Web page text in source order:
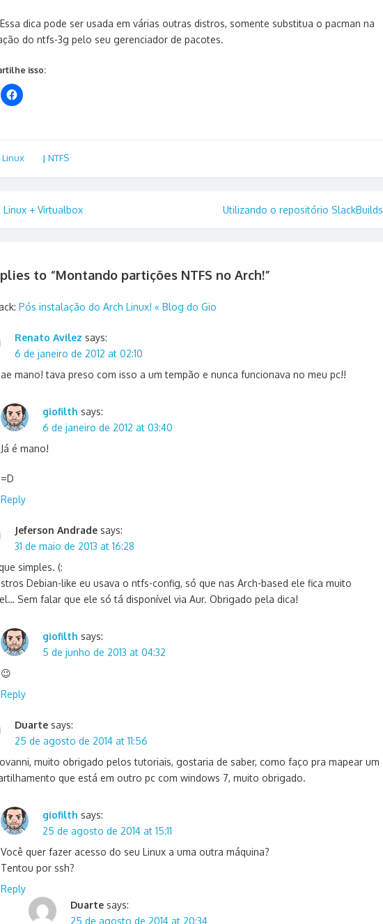
dica pode ser usada em várias outras distros, somente substitua o pacman na
do ntfs-3g pelo seu gerenciador de pacotes.
isso:
Linux NTFS
Linux + Virtualbox Utilizando o repositório SlackBuilds
to “Montando partições NTFS no Arch!”
Pós instalação do Arch Linux! « Blog do Gio
Renato Avilez says:
6 de janeiro de 2012 at 02:10
mano! tava preso com isso a um tempão e nunca funcionava no meu pc!!
giofilth says:
6 de janeiro de 2012 at 03:40
Já é mano!
=D
Reply
Jeferson Andrade says:
31 de maio de 2013 at 16:28
simples. (:
Debian-like eu usava o ntfs-config, só que nas Arch-based ele fica muito
Sem falar que ele só tá disponível via Aur. Obrigado pela dica!
giofilth says:
5 de junho de 2013 at 04:32
😉
Reply
Duarte says:
25 de agosto de 2014 at 11:56
muito obrigado pelos tutoriais, gostaria de saber, como faço pra mapear um
que está em outro pc com windows 7, muito obrigado.
giofilth says:
25 de agosto de 2014 at 15:11
Você quer fazer acesso do seu Linux a uma outra máquina?
Tentou por ssh?
Reply
Duarte says:
25 de agosto de 2014 at 20:34